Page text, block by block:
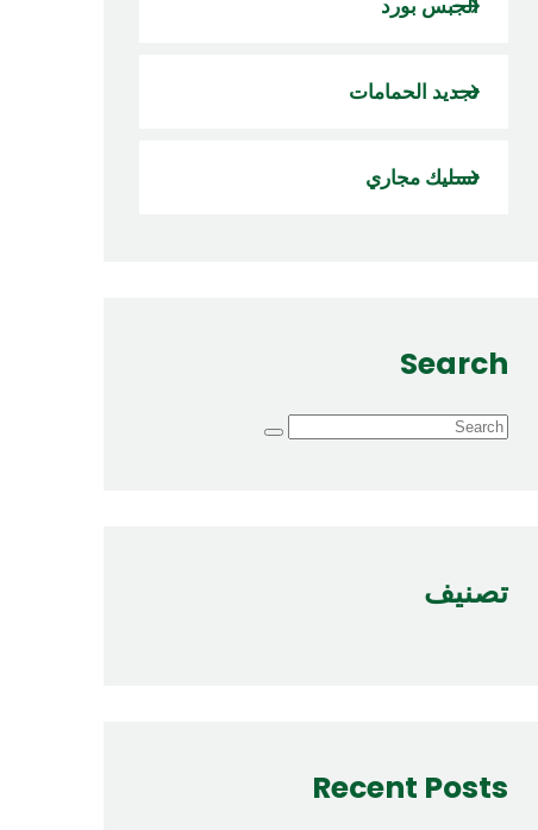
الجبس بورد
تجديد الحمامات
تسليك مجاري
Search
تصنيف
Recent Posts